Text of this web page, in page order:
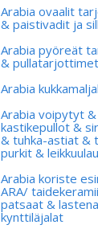
Arabia ovaalit
& paistivadit ja
Arabia pyöreät
& pullatarjottimet
Arabia
Arabia voipytyt
kastikepullot &
& tuhka-astiat &
purkit &
Arabia koriste
ARA/
patsaat &
kynttiläjalat